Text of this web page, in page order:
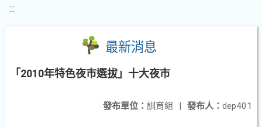
:::
最新消息
「2010年特色夜市選拔」十大夜市
發布人： dep401
發布單位： 訓育組 |